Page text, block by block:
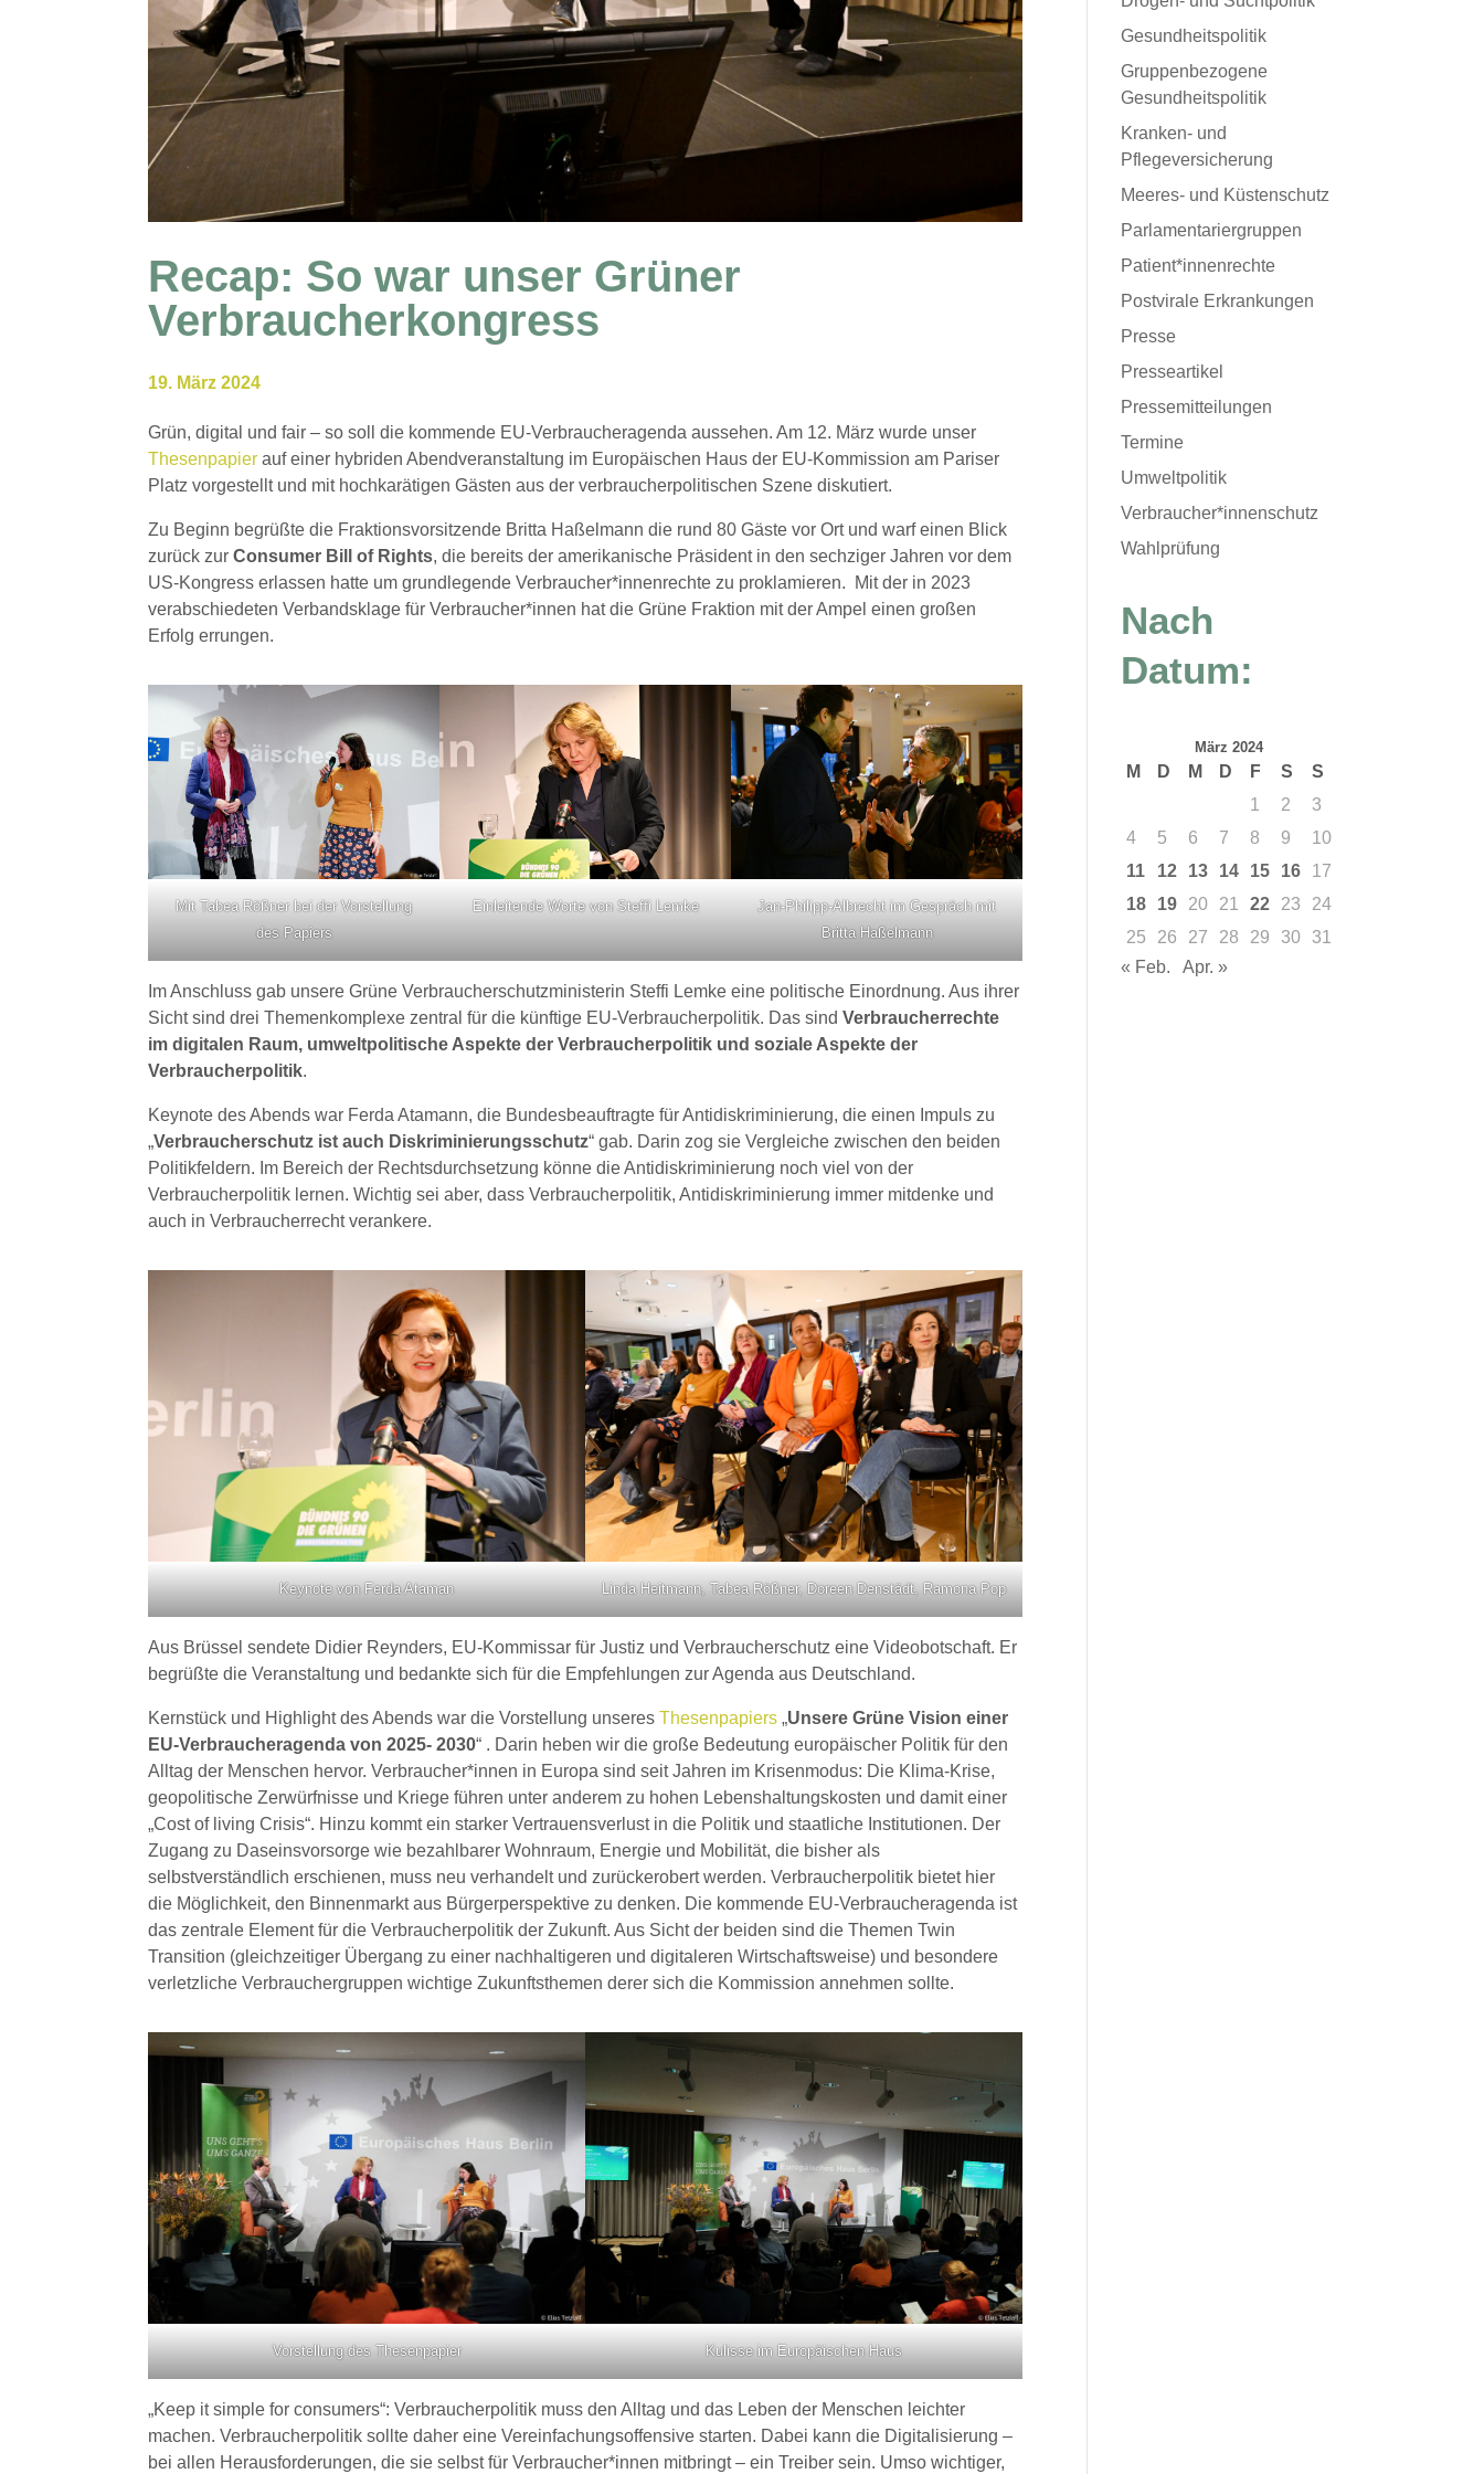
Recap: So war unser Grüner
Verbraucherkongress
19. März 2024
Grün, digital und fair – so soll die kommende EU-Verbraucheragenda aussehen. Am 12. März wurde unser
Thesenpapier auf einer hybriden Abendveranstaltung im Europäischen Haus der EU-Kommission am Pariser
Platz vorgestellt und mit hochkarätigen Gästen aus der verbraucherpolitischen Szene diskutiert.
Zu Beginn begrüßte die Fraktionsvorsitzende Britta Haßelmann die rund 80 Gäste vor Ort und warf einen Blick
zurück zurConsumer Bill of Rights, die bereits der amerikanische Präsident in den sechziger Jahren vor dem
US-Kongress erlassen hatte um grundlegende Verbraucher*innenrechte zu proklamieren. Mit der in 2023
verabschiedeten Verbandsklage für Verbraucher*innen hat die Grüne Fraktion mit der Ampel einen großen
Erfolg errungen.
Mit Tabea Rößner bei der Vorstellung
des Papiers
Einleitende Worte von Steffi Lemke
Jan-Philipp-Albrecht im Gespräch mit
Britta Haßelmann
Im Anschluss gab unsere Grüne Verbraucherschutzministerin Steffi Lemke eine politische Einordnung. Aus ihrer
Sicht sind drei Themenkomplexe zentral für die künftige EU-Verbraucherpolitik. Das sindVerbraucherrechte
im digitalen Raum, umweltpolitische Aspekte der Verbraucherpolitik und soziale Aspekte der
Verbraucherpolitik.
Keynote des Abends war Ferda Atamann, die Bundesbeauftragte für Antidiskriminierung, die einen Impuls zu
„Verbraucherschutz ist auch Diskriminierungsschutz“ gab. Darin zog sie Vergleiche zwischen den beiden
Politikfeldern. Im Bereich der Rechtsdurchsetzung könne die Antidiskriminierung noch viel von der
Verbraucherpolitik lernen. Wichtig sei aber, dass Verbraucherpolitik, Antidiskriminierung immer mitdenke und
auch in Verbraucherrecht verankere.
Keynote von Ferda Ataman Linda Heitmann, Tabea Rößner, Doreen Denstädt, Ramona Pop
Aus Brüssel sendete Didier Reynders, EU-Kommissar für Justiz und Verbraucherschutz eine Videobotschaft. Er
begrüßte die Veranstaltung und bedankte sich für die Empfehlungen zur Agenda aus Deutschland.
Kernstück und Highlight des Abends war die Vorstellung unseresThesenpapiers „Unsere Grüne Vision einer
EU-Verbraucheragenda von 2025- 2030“ . Darin heben wir die große Bedeutung europäischer Politik für den
Alltag der Menschen hervor. Verbraucher*innen in Europa sind seit Jahren im Krisenmodus: Die Klima-Krise,
geopolitische Zerwürfnisse und Kriege führen unter anderem zu hohen Lebenshaltungskosten und damit einer
„Cost of living Crisis“. Hinzu kommt ein starker Vertrauensverlust in die Politik und staatliche Institutionen. Der
Zugang zu Daseinsvorsorge wie bezahlbarer Wohnraum, Energie und Mobilität, die bisher als
selbstverständlich erschienen, muss neu verhandelt und zurückerobert werden. Verbraucherpolitik bietet hier
die Möglichkeit, den Binnenmarkt aus Bürgerperspektive zu denken. Die kommende EU-Verbraucheragenda ist
das zentrale Element für die Verbraucherpolitik der Zukunft. Aus Sicht der beiden sind die Themen Twin
Transition (gleichzeitiger Übergang zu einer nachhaltigeren und digitaleren Wirtschaftsweise) und besondere
verletzliche Verbrauchergruppen wichtige Zukunftsthemen derer sich die Kommission annehmen sollte.
Vorstellung des Thesenpapier Kulisse im Europäischen Haus
„Keep it simple for consumers“: Verbraucherpolitik muss den Alltag und das Leben der Menschen leichter
machen. Verbraucherpolitik sollte daher eine Vereinfachungsoffensive starten. Dabei kann die Digitalisierung –
bei allen Herausforderungen, die sie selbst für Verbraucher*innen mitbringt – ein Treiber sein. Umso wichtiger,
Gesundheitspolitik
Gruppenbezogene
Gesundheitspolitik
Kranken- und
Pflegeversicherung
Meeres- und Küstenschutz
Parlamentariergruppen
Patient*innenrechte
Postvirale Erkrankungen
Presse
Presseartikel
Pressemitteilungen
Termine
Umweltpolitik
Verbraucher*innenschutz
Wahlprüfung
Nach
Datum:
März 2024
M D M D F S
S
1
2
3
4
5 6 7 8 9
10
11
12 13 14 15 16
17
18
19 20 21 22 23
24
25
26 27 28 29 30
31
« Feb.
Apr. »